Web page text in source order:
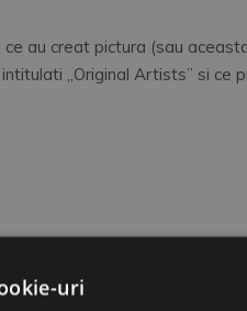
au creat pictura (sau
„Original Artists” si ce
Câmpurile obligatorii sunt
uri